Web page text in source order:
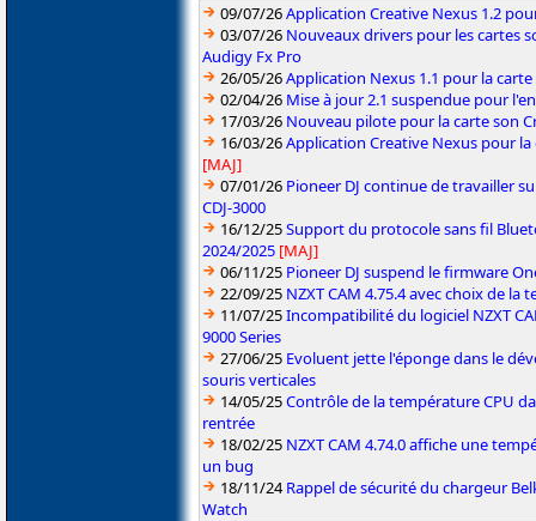
09/07/26Application Creative Nexus 1.2
03/07/26 Nouveaux drivers pour les cartes
Audigy Fx Pro
26/05/26Application Nexus 1.1 pour la
02/04/26 Mise à jour 2.1 suspendue pour
17/03/26 Nouveau pilote pour la carte son
16/03/26Application Creative Nexus pour
[MAJ]
07/01/26 Pioneer DJ continue de travailler
CDJ-3000
16/12/25Support du protocole sans fil
2024/2025 [MAJ]
06/11/25 Pioneer DJ suspend le firmware
22/09/25 NZXT CAM 4.75.4 avec choix de la
11/07/25Incompatibilité du logiciel NZXT
9000 Series
27/06/25 Evoluent jette l'éponge dans le
souris verticales
14/05/25Contrôle de la température CPU
rentrée
18/02/25 NZXT CAM 4.74.0 affiche une
un bug
18/11/24Rappel de sécurité du chargeur
Watch